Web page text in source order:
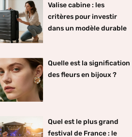
Valise cabine : les
critères pour investir
dans un modèle durable
Quelle est la signification
des fleurs en bijoux ?
Quel est le plus grand
festival de France : le